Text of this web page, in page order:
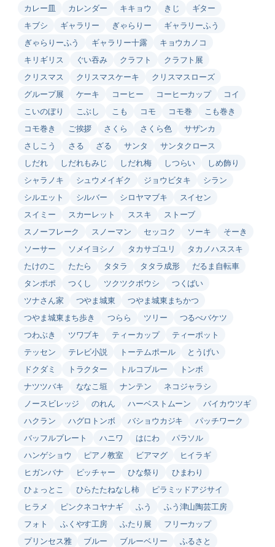
カレー皿
カレンダー キキョウ きじ
ギター
キブシ
ギャラリー ぎゃらりー
ギャラリーふう
ぎゃらりーふう
ギャラリー十露
キョウカノコ
キリギリス
ぐい吞み クラフト
クラフト展
クリスマス
クリスマスケーキ
クリスマスローズ
グループ展
ケーキ コーヒー コーヒーカップ
コイ
こいのぼり
こぶし こも コモ コモ巻
こも巻き
コモ巻き
ご挨拶 さくら さくら色
サザンカ
さしこう
さる ざる サンタ
サンタクロース
しだれ
しだれもみじ しだれ梅 しつらい
しめ飾り
シャラノキ
シュウメイギク ジョウビタキ
シラン
シルエット
シルバー シロヤマブキ
スイセン
スイミー
スカーレット ススキ
ストーブ
スノーフレーク
スノーマン セッコク ソーキ
そーき
ソーサー
ソメイヨシノ タカサゴユリ
タカノハススキ
たけのこ
たたら タタラ タタラ成形
だるま自転車
タンポポ
つくし ツクツクボウシ
つくばい
ツナさん家
つやま城東
つやま城東まちかつ
つやま城東まち歩き
つらら ツリー
つるべバケツ
つわぶき
ツワブキ ティーカップ
ティーポット
テッセン
テレビ小説 トーテムポール
とうげい
ドクダミ
トラクター トルコブルー
トンボ
ナツツバキ
ななこ垣 ナンテン
ネコジャラシ
ノースビレッジ
のれん ハーベストムーン
バイカウツギ
ハクラン
ハグロトンボ バショウカジキ
パッチワーク
バッフルプレート
ハニワ はにわ
パラソル
ハンゲショウ
ピアノ教室 ビアマグ
ヒイラギ
ヒガンバナ
ピッチャー ひな祭り
ひまわり
ひょっとこ
ひらたたねなし柿
ピラミッドアジサイ
ヒラメ
ピンクネコヤナギ ふう
ふう津山陶芸工房
フォト
ふくやす工房 ふたり展
フリーカップ
プリンセス雅
ブルー ブルーベリー
ふるさと